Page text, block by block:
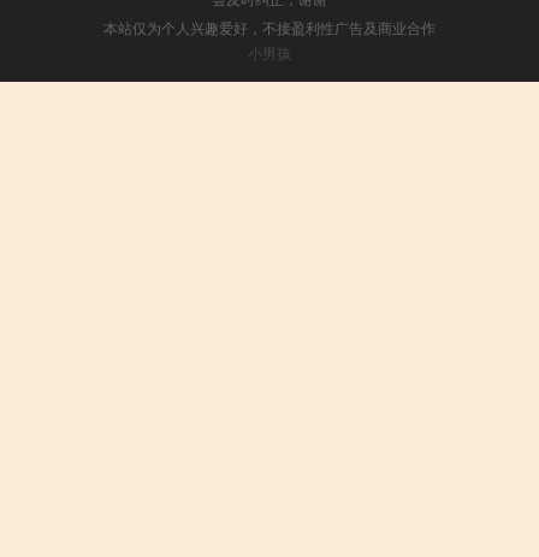
本站仅为个人兴趣爱好，不接盈利性广告及商业合作
小男孩